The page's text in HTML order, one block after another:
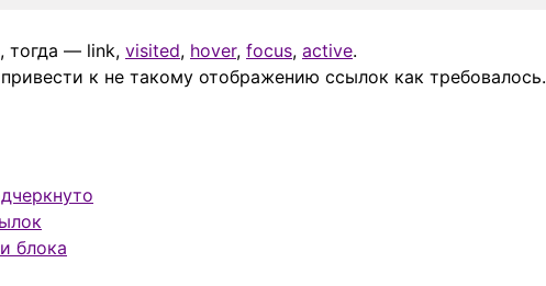
, тогда — link, visited, hover, focus, active.
к не такому отображению ссылок как требовалось.
блока